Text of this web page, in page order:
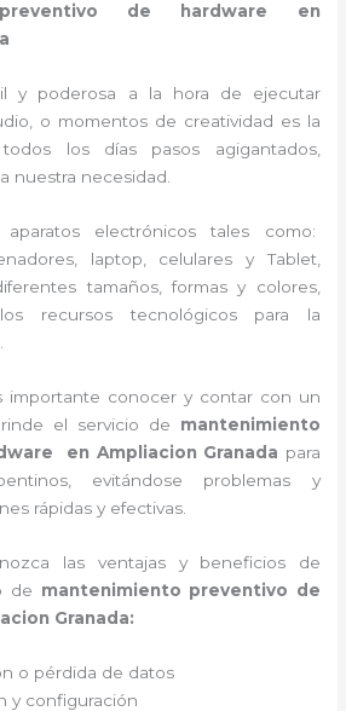
preventivo de hardware en
y poderosa a la hora de ejecutar
o momentos de creatividad es la
los días pasos agigantados,
nuestra necesidad.
electrónicos tales como:
laptop, celulares y Tablet,
tamaños, formas y colores,
recursos tecnológicos para la
importante conocer y contar con un
el servicio de mantenimiento
en Ampliacion Granada para
evitándose problemas y
rápidas y efectivas.
las ventajas y beneficios de
de mantenimiento preventivo de
Granada:
o pérdida de datos
y configuración